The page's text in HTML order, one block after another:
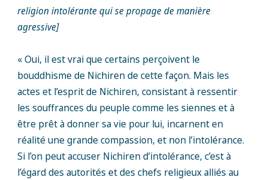
religion intolérante qui se propage de manière
agressive]
« Oui, il est vrai que certains perçoivent le
bouddhisme de Nichiren de cette façon. Mais les
actes et l’esprit de Nichiren, consistant à ressentir
les souffrances du peuple comme les siennes et à
être prêt à donner sa vie pour lui, incarnent en
réalité une grande compassion, et non l’intolérance.
Si l’on peut accuser Nichiren d’intolérance, c’est à
l’égard des autorités et des chefs religieux alliés au